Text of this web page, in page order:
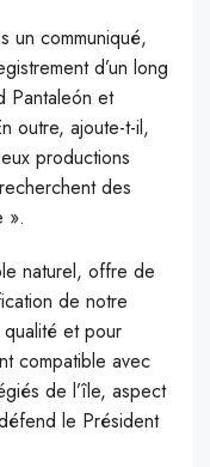
un communiqué,
d’un long
Pantaleón et
outre, ajoute-t-il,
productions
des
».
naturel, offre de
de notre
qualité et pour
compatible avec
de l’île, aspect
le Président